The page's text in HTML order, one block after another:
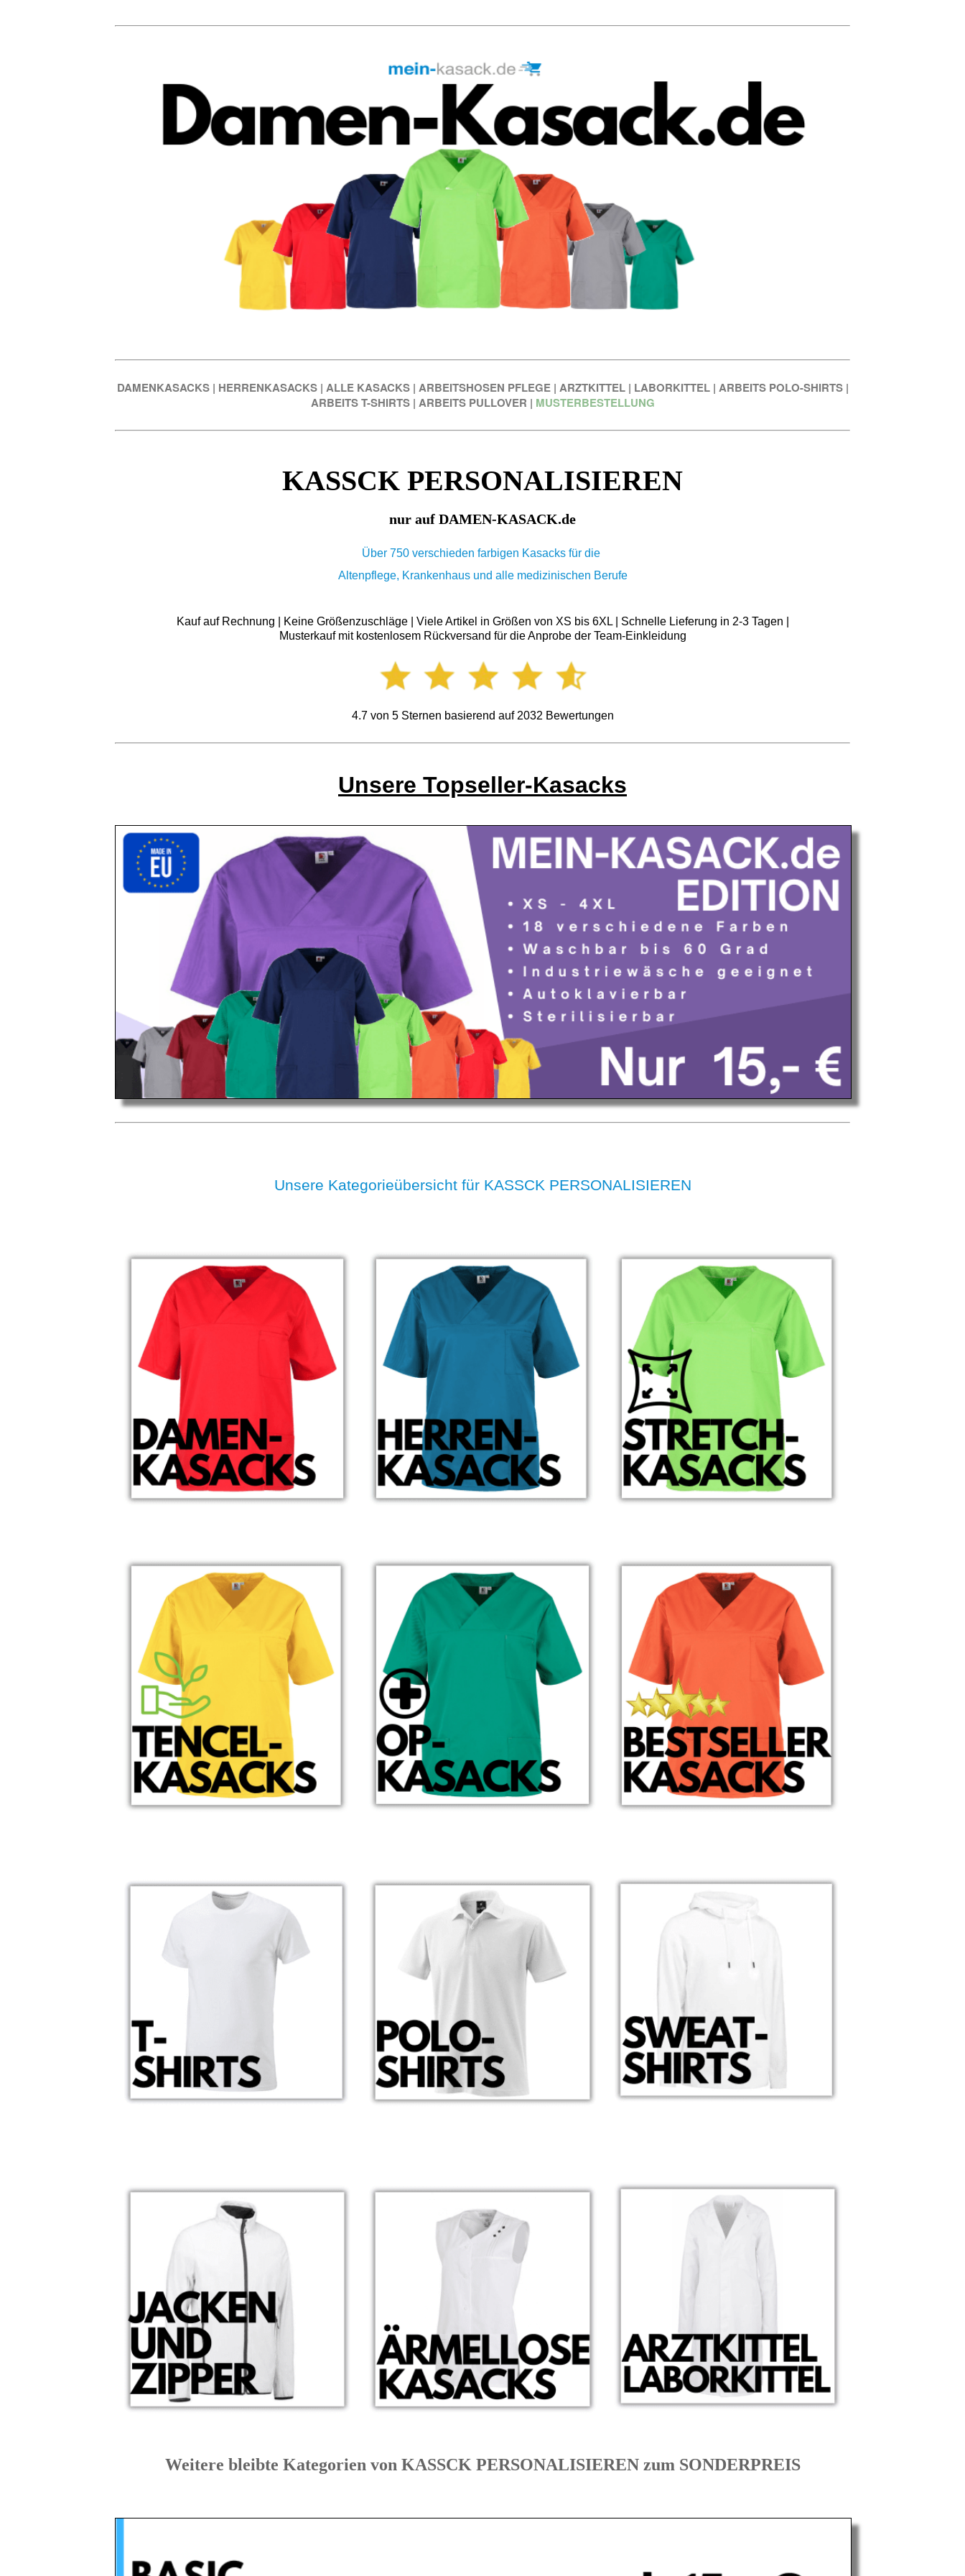
DAMENKASACKS | HERRENKASACKS | ALLE KASACKS | ARBEITSHOSEN PFLEGE | ARZTKITTEL | LABORKITTEL | ARBEITS POLO-SHIRTS |
ARBEITS T-SHIRTS | ARBEITS PULLOVER | MUSTERBESTELLUNG
KASSCK PERSONALISIEREN
nur auf DAMEN-KASACK.de
Über 750 verschieden farbigen Kasacks für die
Altenpflege, Krankenhaus und alle medizinischen Berufe
Kauf auf Rechnung | Keine Größenzuschläge | Viele Artikel in Größen von XS bis 6XL | Schnelle Lieferung in 2-3 Tagen |
Musterkauf mit kostenlosem Rückversand für die Anprobe der Team-Einkleidung
4.7von 5Sternen basierend auf 2032 Bewertungen
Unsere Topseller-Kasacks
Unsere Kategorieübersicht für KASSCK PERSONALISIEREN
Weitere bleibte Kategorien von KASSCK PERSONALISIEREN zum SONDERPREIS